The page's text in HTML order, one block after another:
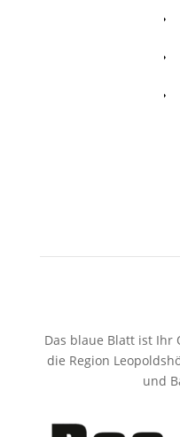
Das blaue Blatt ist
die Region
und